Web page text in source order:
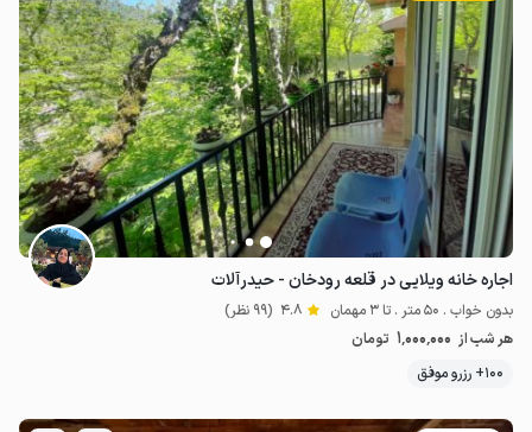
اجاره خانه ویلایی در قلعه رودخان - حیدرآلات
بدون خواب . 50 متر . تا 3 مهمان 4.8 (99 نظر)
هر شب از 1٬000٬000 تومان
100+ رزرو موفق